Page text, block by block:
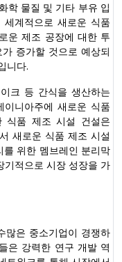
학 물질 및 기타 부유 입
계적으로 새로운 식품
운 제조 공장에 대한 투
증가할 것으로 예상되
니다.
크 등 간식을 생산하는
니아주에 새로운 식품
식품 제조 시설 건설은
새로운 식품 제조 시설
위한 멤브레인 분리막
기적으로 시장 성장을 가
많은 중소기업이 경쟁하
은 강력한 연구 개발 역